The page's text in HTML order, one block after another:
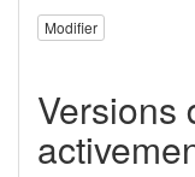
Modifier
Versions